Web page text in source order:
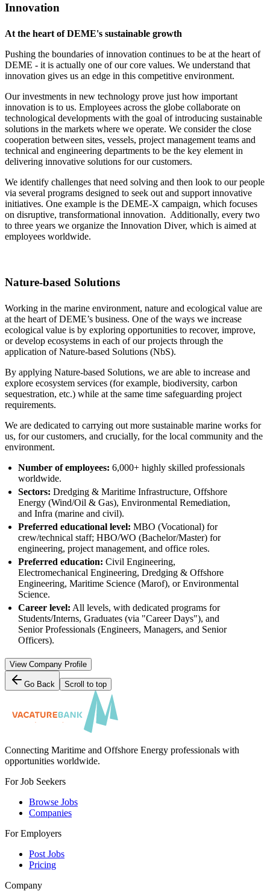
Innovation
At the heart of DEME's sustainable growth
Pushing the boundaries of innovation continues to be at the heart of
DEME - it is actually one of our core values. We understand that
innovation gives us an edge in this competitive environment.
Our investments in new technology prove just how important
innovation is to us. Employees across the globe collaborate on
technological developments with the goal of introducing sustainable
solutions in the markets where we operate. We consider the close
cooperation between sites, vessels, project management teams and
technical and engineering departments to be the key element in
delivering innovative solutions for our customers.
We identify challenges that need solving and then look to our people
via several programs designed to seek out and support innovative
initiatives. One example is the DEME-X campaign, which focuses
on disruptive, transformational innovation. Additionally, every two
to three years we organize the Innovation Diver, which is aimed at
employees worldwide.
Nature-based Solutions
Working in the marine environment, nature and ecological value are
at the heart of DEME’s business. One of the ways we increase
ecological value is by exploring opportunities to recover, improve,
or develop ecosystems in each of our projects through the
application of Nature-based Solutions (NbS).
By applying Nature-based Solutions, we are able to increase and
explore ecosystem services (for example, biodiversity, carbon
sequestration, etc.) while at the same time safeguarding project
requirements.
We are dedicated to carrying out more sustainable marine works for
us, for our customers, and crucially, for the local community and the
environment.
Number of employees: 6,000+ highly skilled professionals
worldwide.
Sectors: Dredging & Maritime Infrastructure, Offshore
Energy (Wind/Oil & Gas), Environmental Remediation,
and Infra (marine and civil).
Preferred educational level: MBO (Vocational) for
crew/technical staff; HBO/WO (Bachelor/Master) for
engineering, project management, and office roles.
Preferred education: Civil Engineering,
Electromechanical Engineering, Dredging & Offshore
Engineering, Maritime Science (Marof), or Environmental
Science.
Career level: All levels, with dedicated programs for
Students/Interns, Graduates (via "Career Days"), and
Senior Professionals (Engineers, Managers, and Senior
Officers).
View Company Profile
Go Back Scroll to top
Connecting Maritime and Offshore Energy professionals with
opportunities worldwide.
For Job Seekers
Browse Jobs
Companies
For Employers
Post Jobs
Pricing
Company